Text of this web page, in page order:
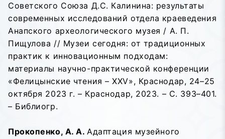
Советского Союза Д.С. Калинина: результаты
современных исследований отдела краеведения
Анапского археологического музея / А. П.
Пищулова // Музеи сегодня: от традиционных
практик к инновационным подходам:
материалы научно-практической конференции
«Фелицынские чтения – XXV», Краснодар, 24–25
октября 2023 г. – Краснодар, 2023. – С. 393–401.
– Библиогр.
Прокопенко, А. А.Адаптация музейного